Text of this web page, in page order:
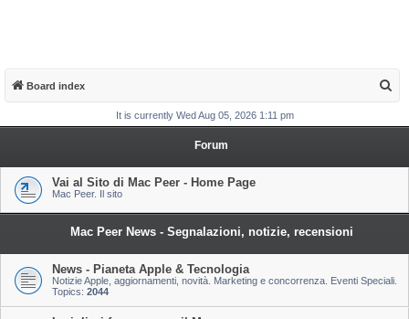
Board index
a
It is currently Wed Aug 05, 2026 1:11 pm
Forum
Vai al Sito di Mac Peer - Home Page
Mac Peer. Il sito
Mac Peer News - Segnalazioni, notizie, recensioni
News - Pianeta Apple & Tecnologia
Notizie Apple, aggiornamenti, novità. Marketing e concorrenza. Eventi Speciali.
Topics: 2044